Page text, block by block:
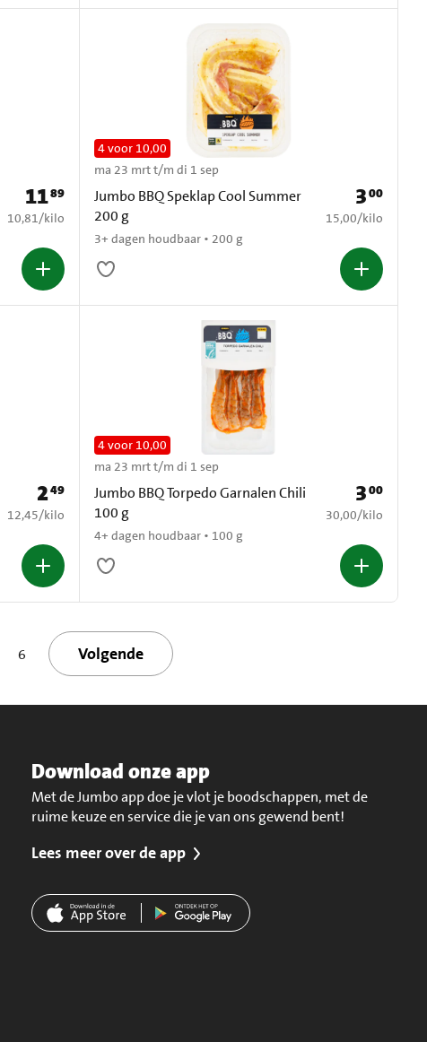
Prijs: € 11,89
1189
€ 10,81 per kilo
10,81/kilo
Jumbo BBQ Speklap Cool Summer
200 g
3+ dagen houdbaar • 200 g
4 voor 10,00
ma 23 mrt t/m di 1 sep
Prijs: € 3,00
300
€ 15,00 per kilo
15,00/kilo
Prijs: € 2,49
249
€ 12,45 per kilo
12,45/kilo
Jumbo BBQ Torpedo Garnalen Chili
100 g
4+ dagen houdbaar • 100 g
4 voor 10,00
ma 23 mrt t/m di 1 sep
Prijs: € 3,00
300
€ 30,00 per kilo
30,00/kilo
6 Volgende
Download onze app
Met de Jumbo app doe je vlot je boodschappen, met de
ruime keuze en service die je van ons gewend bent!
Lees meer over de app